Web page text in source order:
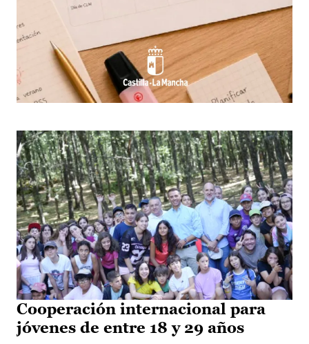
Cooperación internacional para
jóvenes de entre 18 y 29 años